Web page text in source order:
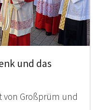
und das
von Großprüm und